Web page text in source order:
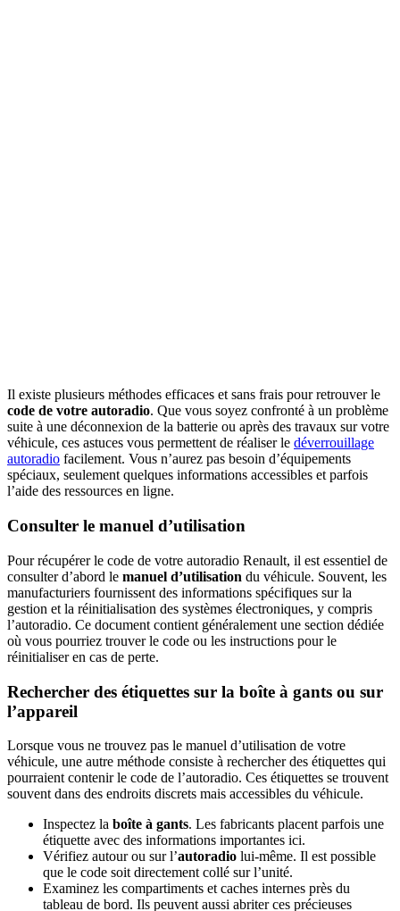
Il existe plusieurs méthodes efficaces et sans frais pour retrouver le
code de votre autoradio. Que vous soyez confronté à un problème
suite à une déconnexion de la batterie ou après des travaux sur votre
véhicule, ces astuces vous permettent de réaliser le déverrouillage
autoradio facilement. Vous n’aurez pas besoin d’équipements
spéciaux, seulement quelques informations accessibles et parfois
l’aide des ressources en ligne.
Consulter le manuel d’utilisation
Pour récupérer le code de votre autoradio Renault, il est essentiel de
consulter d’abord le manuel d’utilisation du véhicule. Souvent, les
manufacturiers fournissent des informations spécifiques sur la
gestion et la réinitialisation des systèmes électroniques, y compris
l’autoradio. Ce document contient généralement une section dédiée
où vous pourriez trouver le code ou les instructions pour le
réinitialiser en cas de perte.
Rechercher des étiquettes sur la boîte à gants ou sur
l’appareil
Lorsque vous ne trouvez pas le manuel d’utilisation de votre
véhicule, une autre méthode consiste à rechercher des étiquettes qui
pourraient contenir le code de l’autoradio. Ces étiquettes se trouvent
souvent dans des endroits discrets mais accessibles du véhicule.
Inspectez la boîte à gants. Les fabricants placent parfois une
étiquette avec des informations importantes ici.
Vérifiez autour ou sur l’autoradio lui-même. Il est possible
que le code soit directement collé sur l’unité.
Examinez les compartiments et caches internes près du
tableau de bord. Ils peuvent aussi abriter ces précieuses